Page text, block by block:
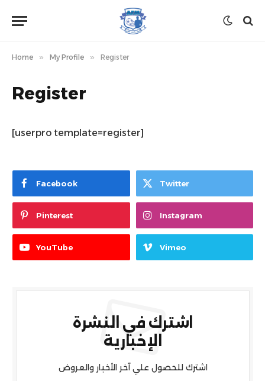
Home » My Profile » Register
Register
[userpro template=register]
Facebook Twitter
Pinterest Instagram
YouTube Vimeo
اشترك في النشرة
الإخبارية
اشترك للحصول علي آخر الأخبار والعروض